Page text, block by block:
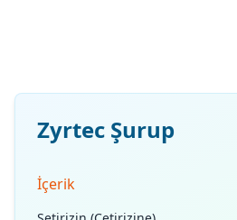
Zyrtec Şurup
İçerik